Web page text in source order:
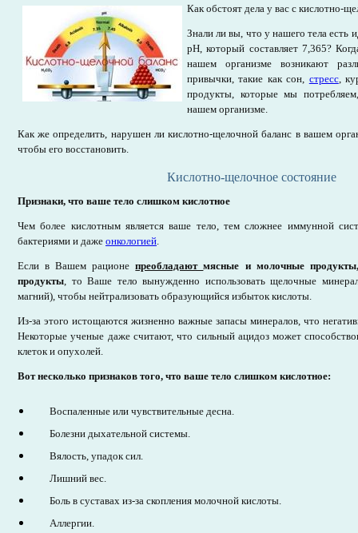
Как обстоят дела у вас с кислотно-
Знали ли вы, что у нашего тела есть
pH, который составляет 7,365?
нашем организме возникают
привычки, такие как сон, стресс,
продукты, которые мы
нашем организме.
Как же определить, нарушен ли кислотно-щелочной баланс в вашем
чтобы его восстановить.
Кислотно-щелочное состояние
Признаки, что ваше тело слишком кислотное
Чем более кислотным является ваше тело, тем сложнее иммунной
бактериями и даже онкологией.
Если в Вашем рационепреобладаютмясные и молочные
продукты, то Ваше тело вынужденно использовать щелочные
магний), чтобы нейтрализовать образующийся избыток кислоты.
Из-за этого истощаются жизненно важные запасы минералов, что
Некоторые ученые даже считают, что сильный ацидоз может
клеток и опухолей.
Вот несколько признаков того, что ваше тело слишком кислотное:
Воспаленные или чувствительные десна.
Болезни дыхательной системы.
Вялость, упадок сил.
Лишний вес.
Боль в суставах из-за скопления молочной кислоты.
Аллергии.